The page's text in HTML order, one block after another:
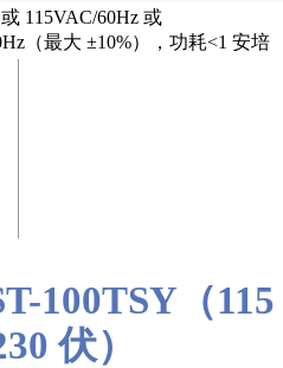
115VAC/60Hz 或
（最大 ±10%），功耗<1 安培
100TSY（115
伏）